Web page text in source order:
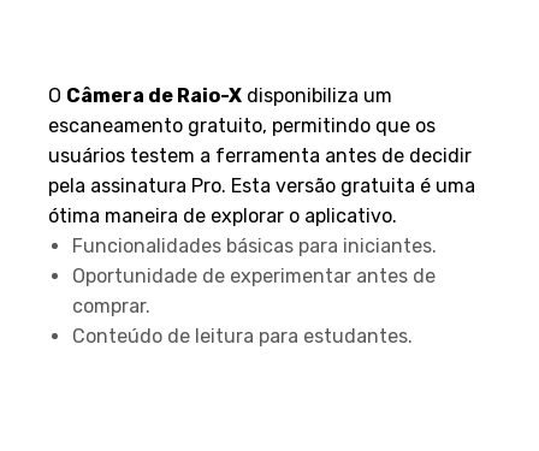
O Câmera de Raio-X disponibiliza um
escaneamento gratuito, permitindo que os
usuários testem a ferramenta antes de decidir
pela assinatura Pro. Esta versão gratuita é uma
ótima maneira de explorar o aplicativo.
Funcionalidades básicas para iniciantes.
Oportunidade de experimentar antes de
comprar.
Conteúdo de leitura para estudantes.